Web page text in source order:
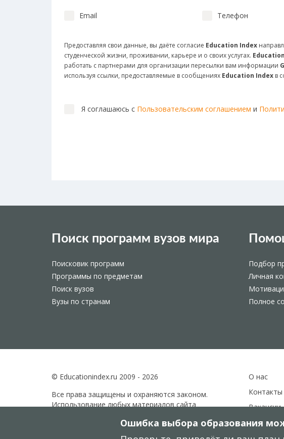
Email Телефон
Предоставляя свои данные, вы даёте согласие Education Index
студенческой жизни, проживании, карьере и о своих услугах.
работать с партнерами для организации пересылки вам информации
используя ссылки, предоставляемые в сообщениях Education Index в
Я соглашаюсь с Пользовательским соглашением и
Поиск программ вузов мира
Поисковик программ
Программы по предметам
Поиск вузов
Вузы по странам
Подбор
Личная
Полное
© Educationindex.ru 2009 - 2026
Все права защищены и охраняются законом.
Использование любых материалов сайта
О нас
Контакты
Вакансии
Карта
Ошибка выбора образования